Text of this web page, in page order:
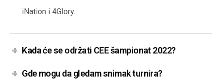
iNation i 4Glory.
Kada će se održati CEE šampionat 2022?
Gde mogu da gledam snimak turnira?